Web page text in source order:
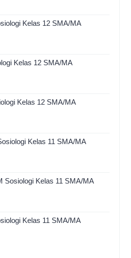
Kelas 12 SMA/MA
Kelas 12 SMA/MA
Kelas 12 SMA/MA
Kelas 11 SMA/MA
Sosiologi Kelas 11 SMA/MA
Kelas 11 SMA/MA